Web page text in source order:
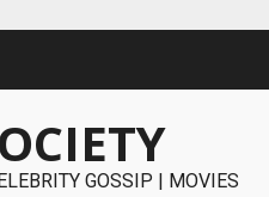
GOSSIP | MOVIES